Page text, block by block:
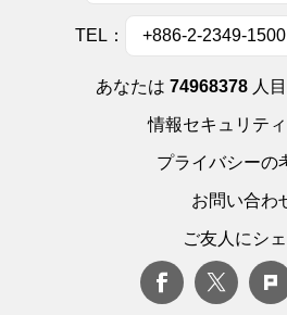
TEL： +886-2-2349-1500
あなたは 74968378 人
情報セキュリテ
プライバシーの
お問い合わ
ご友人にシ